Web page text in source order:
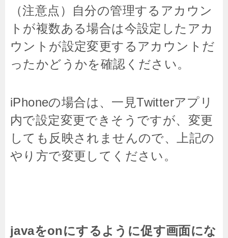
（注意点）自分の管理するアカウン
トが複数ある場合は今設定したアカ
ウントが設定変更するアカウントだ
ったかどうかを確認ください。
iPhoneの場合は、一見Twitterアプリ
内で設定変更できそうですが、変更
しても反映されませんので、上記の
やり方で変更してください。
javaをonにするように促す画面にな